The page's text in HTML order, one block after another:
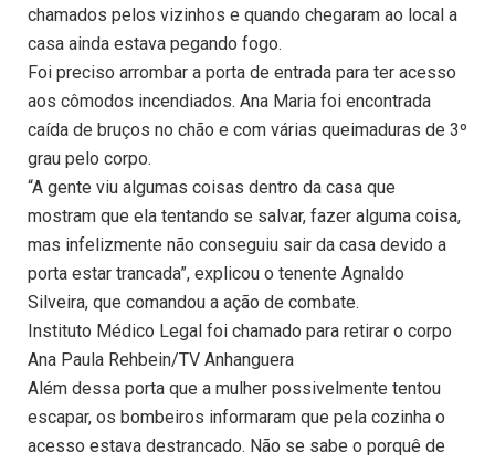
chamados pelos vizinhos e quando chegaram ao local a
casa ainda estava pegando fogo.
Foi preciso arrombar a porta de entrada para ter acesso
aos cômodos incendiados. Ana Maria foi encontrada
caída de bruços no chão e com várias queimaduras de 3º
grau pelo corpo.
“A gente viu algumas coisas dentro da casa que
mostram que ela tentando se salvar, fazer alguma coisa,
mas infelizmente não conseguiu sair da casa devido a
porta estar trancada”, explicou o tenente Agnaldo
Silveira, que comandou a ação de combate.
Instituto Médico Legal foi chamado para retirar o corpo
Ana Paula Rehbein/TV Anhanguera
Além dessa porta que a mulher possivelmente tentou
escapar, os bombeiros informaram que pela cozinha o
acesso estava destrancado. Não se sabe o porquê de